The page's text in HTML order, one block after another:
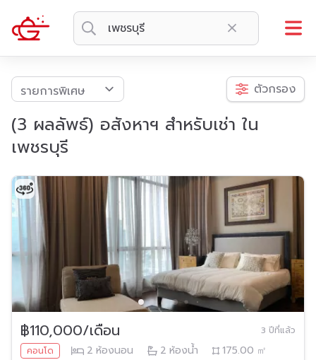
(3 ผลลัพธ์) อสังหาฯ สำหรับเช่า ใน
เพชรบุรี
ตัวกรอง
฿110,000/เดือน
3 ปีที่แล้ว
คอนโด
2 ห้องนอน 2 ห้องน้ำ 175.00 ㎡